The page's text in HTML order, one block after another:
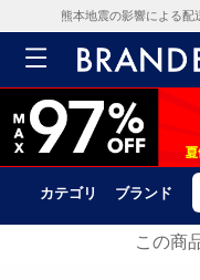
熊本地震の影響による配
カテゴリ ブランド
この商